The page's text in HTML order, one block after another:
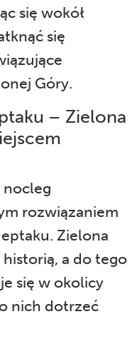
się wokół
się
Góry.
– Zielona
nocleg
rozwiązaniem
Zielona
a do tego
się w okolicy
nich dotrzeć